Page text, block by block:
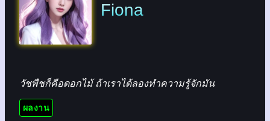
Fiona
วัชพืชก็คือดอกไม้ ถ้าเราได้ลองทำความรู้จักมัน
ผลงาน